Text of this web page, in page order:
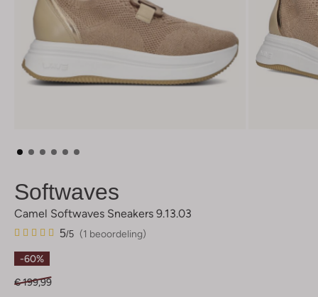
Softwaves
Camel Softwaves Sneakers 9.13.03
(1 beoordeling)
5/5
1
5
sterren
-60%
€ 199,99